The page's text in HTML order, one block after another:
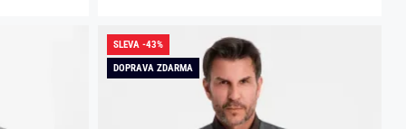
SLEVA -43%
DOPRAVA ZDARMA